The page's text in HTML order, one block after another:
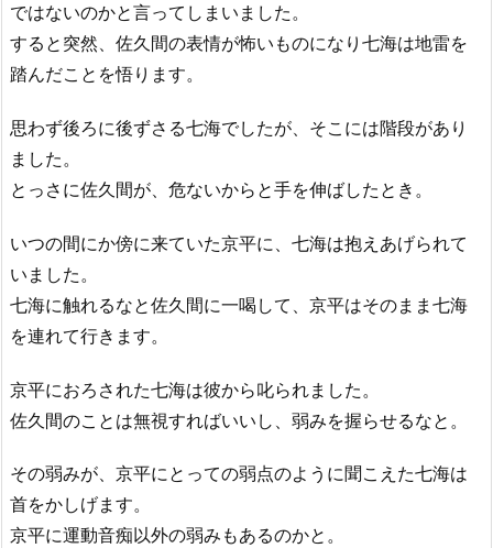
ではないのかと言ってしまいました。
すると突然、佐久間の表情が怖いものになり七海は地雷を
踏んだことを悟ります。
思わず後ろに後ずさる七海でしたが、そこには階段があり
ました。
とっさに佐久間が、危ないからと手を伸ばしたとき。
いつの間にか傍に来ていた京平に、七海は抱えあげられて
いました。
七海に触れるなと佐久間に一喝して、京平はそのまま七海
を連れて行きます。
京平におろされた七海は彼から叱られました。
佐久間のことは無視すればいいし、弱みを握らせるなと。
その弱みが、京平にとっての弱点のように聞こえた七海は
首をかしげます。
京平に運動音痴以外の弱みもあるのかと。